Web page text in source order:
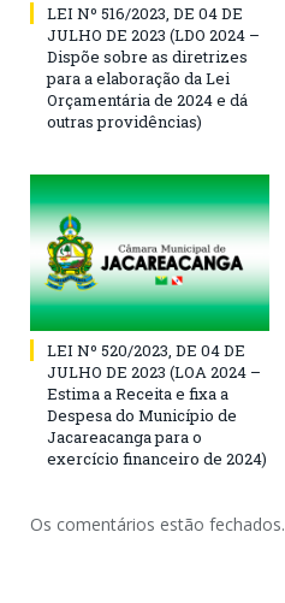
LEI Nº 516/2023, DE 04 DE
JULHO DE 2023 (LDO 2024 –
Dispõe sobre as diretrizes
para a elaboração da Lei
Orçamentária de 2024 e dá
outras providências)
LEI Nº 520/2023, DE 04 DE
JULHO DE 2023 (LOA 2024 –
Estima a Receita e fixa a
Despesa do Município de
Jacareacanga para o
exercício financeiro de 2024)
Os comentários estão fechados.